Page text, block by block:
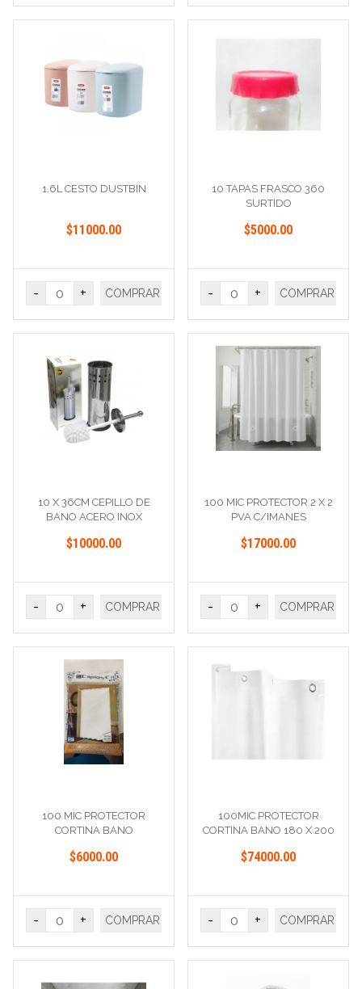
1.6L CESTO DUSTBIN
$11000.00
- + COMPRAR
10 TAPAS FRASCO 360
SURTIDO
$5000.00
- + COMPRAR
10 X 36CM CEPILLO DE
BANO ACERO INOX
$10000.00
- + COMPRAR
100 MIC PROTECTOR 2 X 2
PVA C/IMANES
$17000.00
- + COMPRAR
100 MIC PROTECTOR
CORTINA BANO
$6000.00
- + COMPRAR
100MIC PROTECTOR
CORTINA BANO 180 X 200
$74000.00
- + COMPRAR